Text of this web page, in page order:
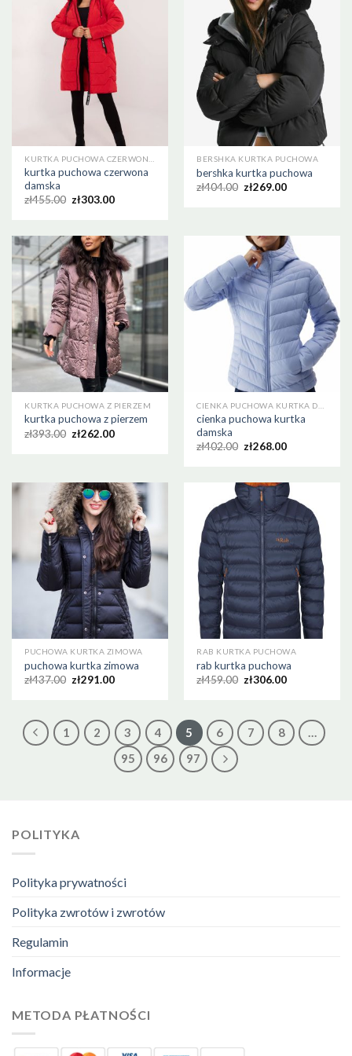
kurtka puchowa czerwona
damska
zł455.00 zł303.00
BERSHKA KURTKA PUCHOWA
bershka kurtka puchowa
zł404.00 zł269.00
KURTKA PUCHOWA Z PIERZEM
kurtka puchowa z pierzem
zł393.00 zł262.00
cienka puchowa kurtka
damska
zł402.00 zł268.00
PUCHOWA KURTKA ZIMOWA
puchowa kurtka zimowa
zł437.00 zł291.00
RAB KURTKA PUCHOWA
rab kurtka puchowa
zł459.00 zł306.00
1 2 3 4 5 6 7 8
…
95
96 97
POLITYKA
Polityka prywatności
Polityka zwrotów i zwrotów
Regulamin
Informacje
METODA PŁATNOŚCI